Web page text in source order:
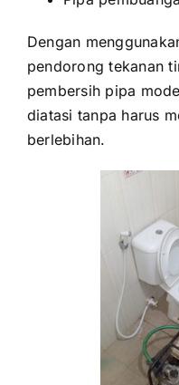
Dengan
pendorong tekanan
pembersih pipa
diatasi tanpa harus
berlebihan.